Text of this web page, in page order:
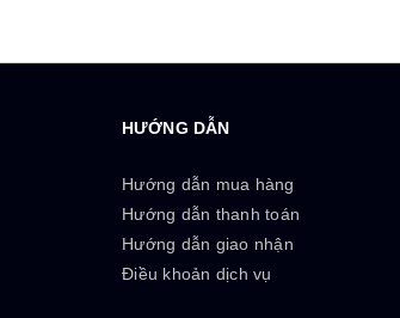
HƯỚNG DẪN
Hướng dẫn mua hàng
Hướng dẫn thanh toán
Hướng dẫn giao nhận
Điều khoản dịch vụ